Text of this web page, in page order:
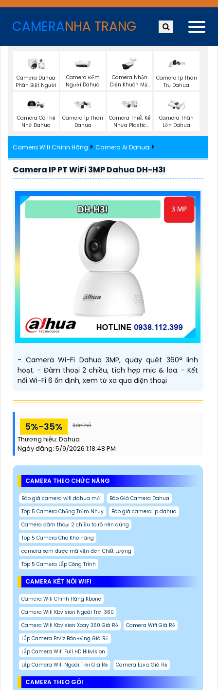
CAMERANHA TRANG
Camera Dahua
Phân Biệt Người
Camera Đếm
Người Dahua
Camera Nhận
Diện Khuôn Mặt
Camera Ip Thân
Trụ Dahua
Camera Có Thẻ
Nhớ Dahua
Camera Ip Thân
Dahua
Camera Thiết Kế
Nhựa Plastic
Camera Thân
Lớn Dahua
Camera Wifi Chính Hãng Camera Ai Dahua
Camera IP PT WiFi 3MP Dahua DH-H3I
- Camera Wi-Fi Dahua 3MP, quay quét 360° linh
hoạt. - Đàm thoại 2 chiều, tích hợp mic & loa. - Kết
nối Wi-Fi 6 ổn định, xem từ xa qua điện thoại
5%-35% liên hệ
Thương hiệu: Dahua
Ngày đăng: 5/9/2026 1:18:48 PM
CAMERA THEO CHỨC NĂNG
Báo giá camera wifi dahua mới
Báo Giá Camera Dahua
Top 5 Camera Chống Trộm Nhạy
Báo giá camera ip dahua
Camera đàm thoại 2 chiều to rõ nên dùng
Top 5 Camera Cho Kho Hàng
camera xem được mã vận đơn Chất Lượng
Top 5 Camera Lắp Công Trình
CAMERA KẾT NỐI WIFI
Camera Wifi Chính Hãng Kbone
Camera Wifi Kbvision Ngoài Trời 360
Camera Wifi Kbvision Xoay 360 Giá Rẻ
Camera Wifi Giá Rẻ
Lắp Camera Ezviz Báo Động Giá Rẻ
Lắp Camera Wifi Full HD Hikvision
Lắp Camera Wifi Ngoài Trời Giá Rẻ
Camera Ezviz Giá Rẻ
CAMERA THEO GÓI